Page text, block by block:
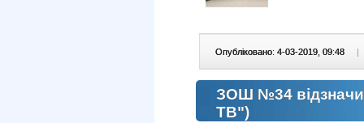
Опубліковано: 4-03-2019, 09:48 |
ЗОШ №34
ТВ")